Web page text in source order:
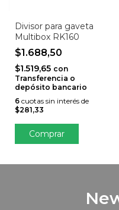
Divisor para gaveta
Multibox RK160
$1.688,50
$1.519,65 con
Transferencia o
depósito bancario
6 cuotas sin interés de
$281,33